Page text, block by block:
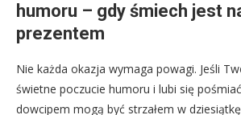
humoru – gdy śmiech jest
prezentem
Nie każda okazja wymaga powagi. Jeśli
świetne poczucie humoru i lubi się
dowcipem mogą być strzałem w